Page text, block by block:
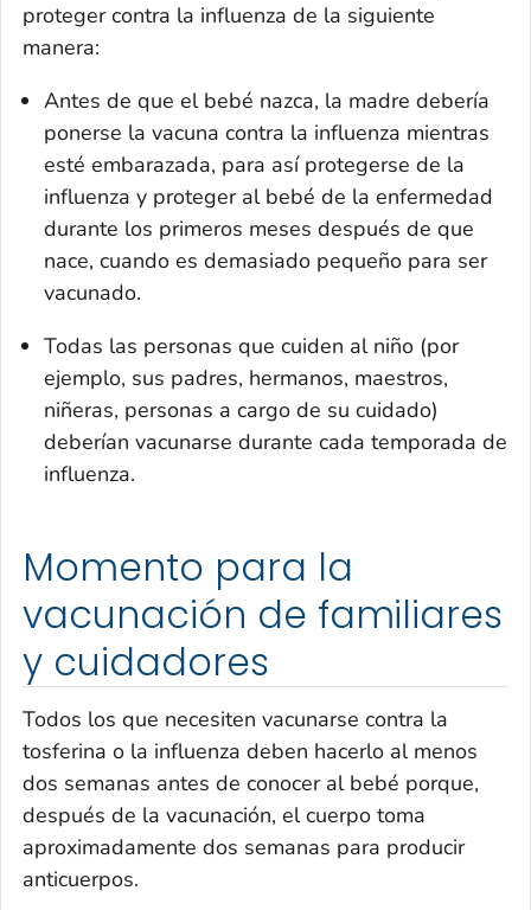
proteger contra la influenza de la siguiente
manera:
Antes de que el bebé nazca, la madre debería
ponerse la vacuna contra la influenza mientras
esté embarazada, para así protegerse de la
influenza y proteger al bebé de la enfermedad
durante los primeros meses después de que
nace, cuando es demasiado pequeño para ser
vacunado.
Todas las personas que cuiden al niño (por
ejemplo, sus padres, hermanos, maestros,
niñeras, personas a cargo de su cuidado)
deberían vacunarse durante cada temporada de
influenza.
Momento para la
vacunación de familiares
y cuidadores
Todos los que necesiten vacunarse contra la
tosferina o la influenza deben hacerlo al menos
dos semanas antes de conocer al bebé porque,
después de la vacunación, el cuerpo toma
aproximadamente dos semanas para producir
anticuerpos.